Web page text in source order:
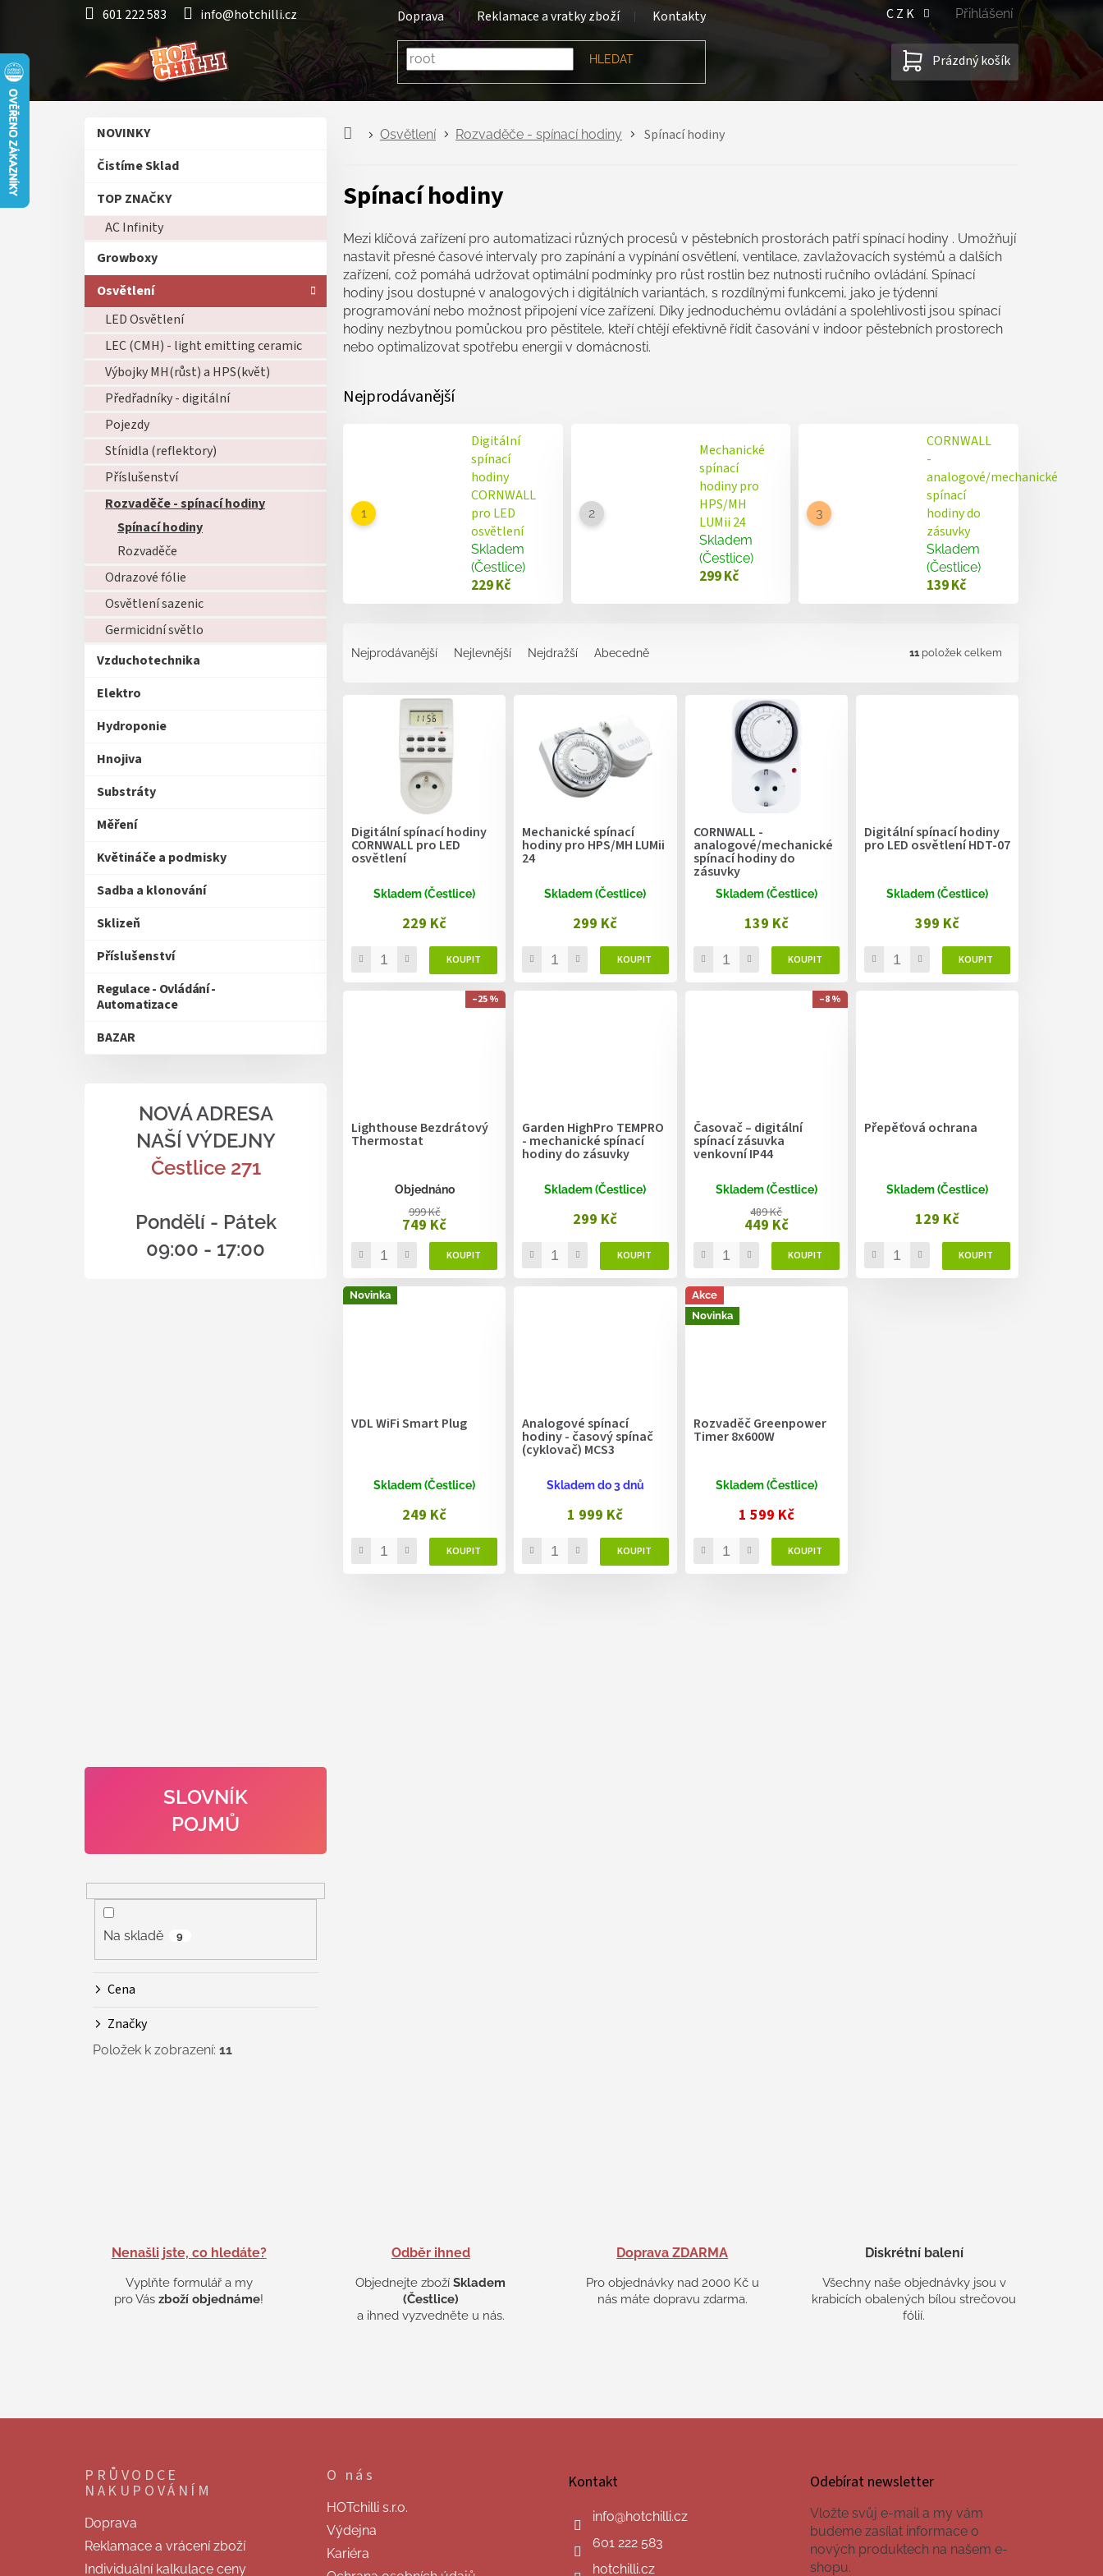
601 222 583 info@hotchilli.cz Doprava Reklamace a vratky zboží Kontakty CZK Přihlášení
HLEDAT
NÁKUPNÍ
KOŠÍK
Prázdný košík
a
í
a
Přeskočit
NOVINKY
Čistíme Sklad
TOP ZNAČKY
AC Infinity
Growboxy
Osvětlení
LED Osvětlení
LEC (CMH) - light emitting ceramic
Výbojky MH(růst) a HPS(květ)
Předřadníky - digitální
Pojezdy
Stínidla (reflektory)
Příslušenství
Rozvaděče - spínací hodiny
Spínací hodiny
Rozvaděče
Odrazové fólie
Osvětlení sazenic
Germicidní světlo
Vzduchotechnika
Elektro
Hydroponie
Hnojiva
Substráty
Měření
Květináče a podmisky
Sadba a klonování
Sklizeň
Příslušenství
Regulace - Ovládání -
Automatizace
BAZAR
NOVÁ ADRESA
NAŠÍ VÝDEJNY
Čestlice 271
Pondělí - Pátek
09:00 - 17:00
SLOVNÍK
POJMŮ
Na skladě 9
Cena
Značky
Položek k zobrazení: 11
Osvětlení Rozvaděče - spínací hodiny Spínací hodiny
Spínací hodiny
Mezi klíčová zařízení pro automatizaci různých procesů v pěstebních prostorách patří spínací hodiny . Umožňují
nastavit přesné časové intervaly pro zapínání a vypínání osvětlení, ventilace, zavlažovacích systémů a dalších
zařízení, což pomáhá udržovat optimální podmínky pro růst rostlin bez nutnosti ručního ovládání. Spínací
hodiny jsou dostupné v analogových i digitálních variantách, s rozdílnými funkcemi, jako je týdenní
programování nebo možnost připojení více zařízení. Díky jednoduchému ovládání a spolehlivosti jsou spínací
hodiny nezbytnou pomůckou pro pěstitele, kteří chtějí efektivně řídit časování v indoor pěstebních prostorech
nebo optimalizovat spotřebu energii v domácnosti.
Nejprodávanější
Digitální
spínací
hodiny
CORNWALL
pro LED
osvětlení
Skladem
(Čestlice)
229 Kč
Mechanické
spínací
hodiny pro
HPS/MH
LUMii 24
Skladem
(Čestlice)
299 Kč
CORNWALL
-
analogové/mechanické
spínací
hodiny do
zásuvky
Skladem
(Čestlice)
139 Kč
Nejprodávanější Nejlevnější Nejdražší Abecedně 11 položek celkem
Digitální spínací hodiny
CORNWALL pro LED
osvětlení
Skladem (Čestlice)
229 Kč
Mechanické spínací
hodiny pro HPS/MH LUMii
24
Skladem (Čestlice)
299 Kč
CORNWALL -
analogové/mechanické
spínací hodiny do
zásuvky
Skladem (Čestlice)
139 Kč
Digitální spínací hodiny
pro LED osvětlení HDT-07
Skladem (Čestlice)
399 Kč
–25 %
Lighthouse Bezdrátový
Thermostat
Objednáno
749 Kč
999 Kč
Garden HighPro TEMPRO
- mechanické spínací
hodiny do zásuvky
Skladem (Čestlice)
299 Kč
–8 %
Časovač – digitální
spínací zásuvka
venkovní IP44
Skladem (Čestlice)
449 Kč
489 Kč
Přepěťová ochrana
Skladem (Čestlice)
129 Kč
Novinka
VDL WiFi Smart Plug
Skladem (Čestlice)
249 Kč
Analogové spínací
hodiny - časový spínač
(cyklovač) MCS3
Skladem do 3 dnů
1 999 Kč
Akce
Novinka
Rozvaděč Greenpower
Timer 8x600W
Skladem (Čestlice)
1 599 Kč
Nenašli jste, co hledáte?
Vyplňte formulář a my
pro Vászboží objednáme!
Odběr ihned
Objednejte zbožíSkladem
(Čestlice)
a ihned vyzvedněte u nás.
Doprava ZDARMA
Pro objednávky nad 2000 Kč u
nás máte dopravu zdarma.
Diskrétní balení
Všechny naše objednávky jsou v
krabicích obalených bílou strečovou
fólií.
Z
PRŮVODCE
NAKUPOVÁNÍM
Doprava
Reklamace a vrácení zboží
Individuální kalkulace ceny
O nás
HOTchilli s.r.o.
Výdejna
Kariéra
Kontakt
info@hotchilli.cz
601 222 583
hotchilli.cz
Odebírat newsletter
Vložte svůj e-mail a my vám
budeme zasílat informace o
nových produktech na našem e-
shopu.